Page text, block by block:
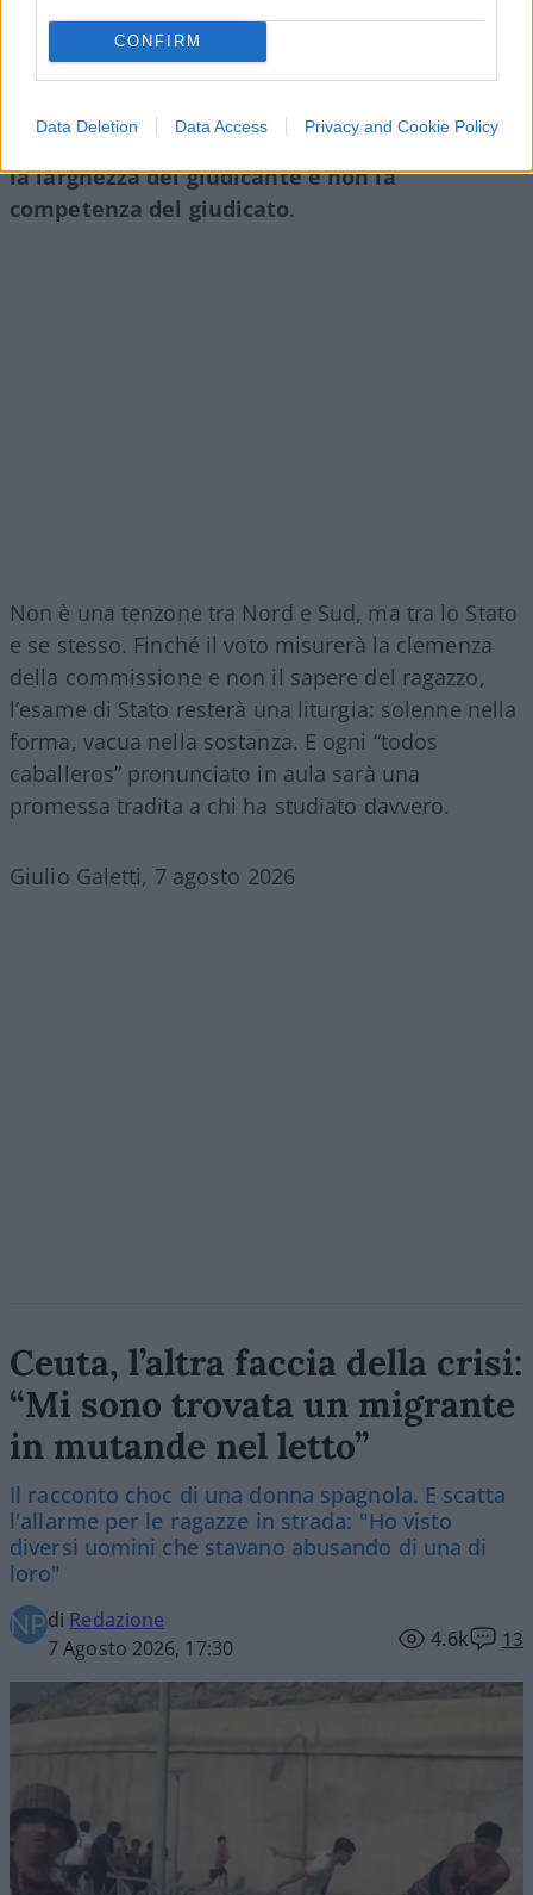
CONFIRM
Data Deletion Data Access Privacy and Cookie Policy
precedenze. E quei benefici non piovono dal cielo:
attingono a fondi contingentati, per cui il
vantaggio immeritato di uno diventa il diritto
negato di un altro. La meritocrazia, invocata come
totem, viene capovolta nel suo contrario:
premia
la larghezza del giudicante e non la
competenza del giudicato.
Non è una tenzone tra Nord e Sud, ma tra lo Stato
e se stesso. Finché il voto misurerà la clemenza
della commissione e non il sapere del ragazzo,
l’esame di Stato resterà una liturgia: solenne nella
forma, vacua nella sostanza. E ogni “todos
caballeros” pronunciato in aula sarà una
promessa tradita a chi ha studiato davvero.
Giulio Galetti, 7 agosto 2026
Ceuta, l’altra faccia della crisi:
“Mi sono trovata un migrante
in mutande nel letto”
Il racconto choc di una donna spagnola. E scatta
l'allarme per le ragazze in strada: "Ho visto
diversi uomini che stavano abusando di una di
loro"
di Redazione
7 Agosto 2026, 17:30
4.6k 13